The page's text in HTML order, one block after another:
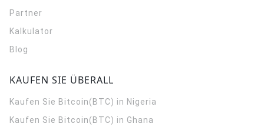
Partner
Kalkulator
Blog
KAUFEN SIE ÜBERALL
Kaufen Sie Bitcoin(BTC) in Nigeria
Kaufen Sie Bitcoin(BTC) in Ghana